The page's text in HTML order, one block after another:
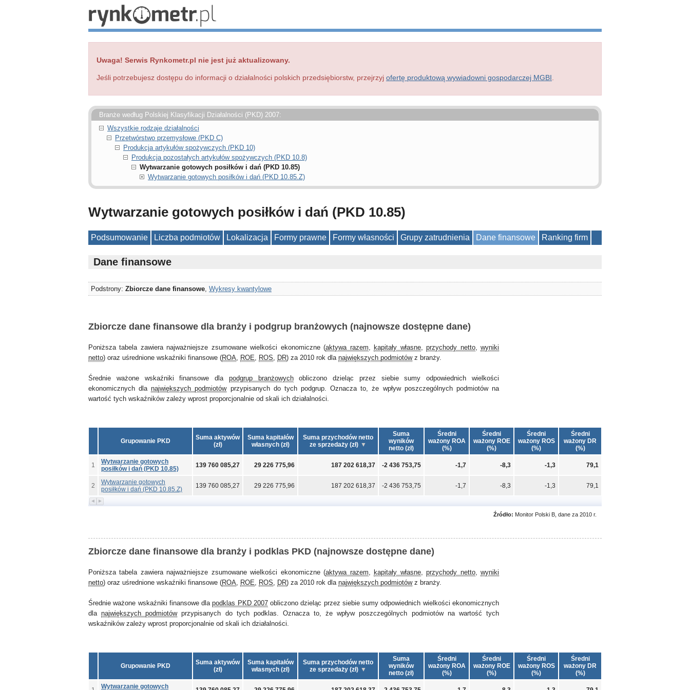
Uwaga! Serwis Rynkometr.pl nie jest już aktualizowany.
Jeśli potrzebujesz dostępu do informacji o działalności polskich przedsiębiorstw, przejrzyj ofertę produktową wywiadowni gospodarczej MGBI
Branże według Polskiej Klasyfikacji Działalności (PKD) 2007:
Wszystkie rodzaje działalności
Przetwórstwo przemysłowe (PKD C)
Produkcja artykułów spożywczych (PKD 10)
Produkcja pozostałych artykułów spożywczych (PKD 10.8)
Wytwarzanie gotowych posiłków i dań (PKD 10.85)
Wytwarzanie gotowych posiłków i dań (PKD 10.85.Z)
Wytwarzanie gotowych posiłków i dań (PKD 10.85)
Podsumowanie Liczba podmiotów Lokalizacja Formy prawne Formy własności Grupy zatrudnienia Dane finansowe Ranking firm
Dane finansowe
Podstrony: Zbiorcze dane finansowe, Wykresy kwantylowe
Zbiorcze dane finansowe dla branży i podgrup branżowych (najnowsze dostępne dane)
Poniższa tabela zawiera najważniejsze zsumowane wielkości ekonomiczne (aktywa razem, kapitały własne,przychody netto,wyniki
netto) oraz uśrednione wskaźniki finansowe (ROA, ROE, ROS, DR) za 2010 rok dla największych podmiotówz branży.
Średnie ważone wskaźniki finansowe dla podgrup branżowychobliczono dzieląc przez siebie sumy odpowiednich wielkości
ekonomicznych dlanajwiększych podmiotówprzypisanych do tych podgrup. Oznacza to, że wpływ poszczególnych podmiotów na
wartość tych wskaźników zależy wprost proporcjonalnie od skali ich działalności.
Grupowanie PKD
Suma aktywów
(zł)
Suma kapitałów
własnych (zł)
Suma przychodów netto
ze sprzedaży (zł)
Suma
wyników
netto (zł)
Średni
ważony ROA
(%)
Średni
ważony ROE
(%)
Średni
ważony ROS
(%)
Średni
ważony DR
(%)
1
Wytwarzanie gotowych
posiłków i dań (PKD 10.85)
139 760 085,27 29 226 775,96 187 202 618,37 -2 436 753,75 -1,7 -8,3 -1,3 79,1
2
Wytwarzanie gotowych
posiłków i dań (PKD 10.85.Z)
139 760 085,27 29 226 775,96 187 202 618,37 -2 436 753,75 -1,7 -8,3 -1,3 79,1
Źródło: Monitor Polski B, dane za 2010 r.
Zbiorcze dane finansowe dla branży i podklas PKD (najnowsze dostępne dane)
Poniższa tabela zawiera najważniejsze zsumowane wielkości ekonomiczne (aktywa razem, kapitały własne,przychody netto,wyniki
netto) oraz uśrednione wskaźniki finansowe (ROA, ROE, ROS, DR) za 2010 rok dla największych podmiotówz branży.
Średnie ważone wskaźniki finansowe dlapodklas PKD 2007obliczono dzieląc przez siebie sumy odpowiednich wielkości ekonomicznych
dlanajwiększych podmiotówprzypisanych do tych podklas. Oznacza to, że wpływ poszczególnych podmiotów na wartość tych
wskaźników zależy wprost proporcjonalnie od skali ich działalności.
Grupowanie PKD
Suma aktywów
(zł)
Suma kapitałów
własnych (zł)
Suma przychodów netto
ze sprzedaży (zł)
Suma
wyników
netto (zł)
Średni
ważony ROA
(%)
Średni
ważony ROE
(%)
Średni
ważony ROS
(%)
Średni
ważony DR
(%)
Wytwarzanie gotowych